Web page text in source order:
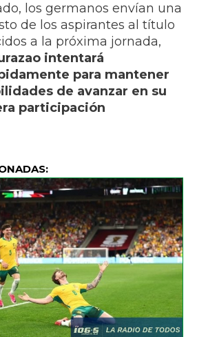
los germanos envían una
de los aspirantes al título
a la próxima jornada,
intentará
para mantener
de avanzar en su
participación